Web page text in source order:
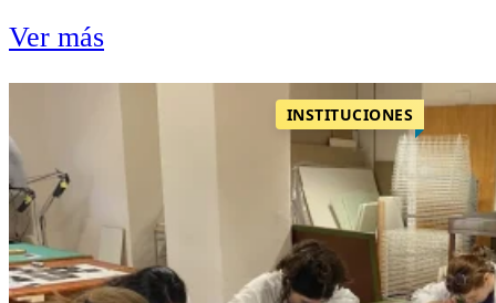
Ver más
INSTITUCIONES